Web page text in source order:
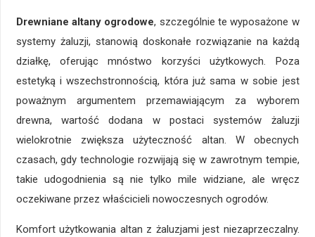
Drewniane altany ogrodowe, szczególnie te wyposażone w
systemy żaluzji, stanowią doskonałe rozwiązanie na każdą
działkę, oferując mnóstwo korzyści użytkowych. Poza
estetyką i wszechstronnością, która już sama w sobie jest
poważnym argumentem przemawiającym za wyborem
drewna, wartość dodana w postaci systemów żaluzji
wielokrotnie zwiększa użyteczność altan. W obecnych
czasach, gdy technologie rozwijają się w zawrotnym tempie,
takie udogodnienia są nie tylko mile widziane, ale wręcz
oczekiwane przez właścicieli nowoczesnych ogrodów.
Komfort użytkowania altan z żaluzjami jest niezaprzeczalny.